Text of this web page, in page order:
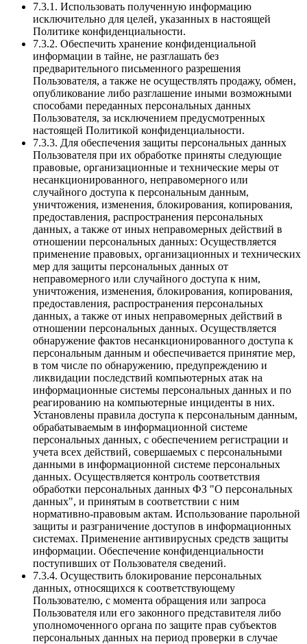
7.3.1. Использовать полученную информацию
исключительно для целей, указанных в настоящей
Политике конфиденциальности.
7.3.2. Обеспечить хранение конфиденциальной
информации в тайне, не разглашать без
предварительного письменного разрешения
Пользователя, а также не осуществлять продажу, обмен,
опубликование либо разглашение иными возможными
способами переданных персональных данных
Пользователя, за исключением предусмотренных
настоящей Политикой конфиденциальности.
7.3.3. Для обеспечения защиты персональных данных
Пользователя при их обработке приняты следующие
правовые, организационные и технические меры от
несанкционированного, неправомерного или
случайного доступа к персональным данным,
уничтожения, изменения, блокирования, копирования,
предоставления, распространения персональных
данных, а также от иных неправомерных действий в
отношении персональных данных: Осуществляется
применение правовых, организационных и технических
мер для защиты персональных данных от
неправомерного или случайного доступа к ним,
уничтожения, изменения, блокирования, копирования,
предоставления, распространения персональных
данных, а также от иных неправомерных действий в
отношении персональных данных. Осуществляется
обнаружение фактов несанкционированного доступа к
персональным данным и обеспечивается принятие мер,
в том числе по обнаружению, предупреждению и
ликвидации последствий компьютерных атак на
информационные системы персональных данных и по
реагированию на компьютерные инциденты в них.
Установлены правила доступа к персональным данным,
обрабатываемым в информационной системе
персональных данных, с обеспечением регистрации и
учета всех действий, совершаемых с персональными
данными в информационной системе персональных
данных. Осуществляется контроль соответствия
обработки персональных данных ФЗ "О персональных
данных", и принятым в соответствии с ним
нормативно-правовым актам. Использование парольной
защиты и разграничение доступов в информационных
системах. Применение антивирусных средств защиты
информации. Обеспечение конфиденциальности
поступивших от Пользователя сведений.
7.3.4. Осуществить блокирование персональных
данных, относящихся к соответствующему
Пользователю, с момента обращения или запроса
Пользователя или его законного представителя либо
уполномоченного органа по защите прав субъектов
персональных данных на период проверки в случае